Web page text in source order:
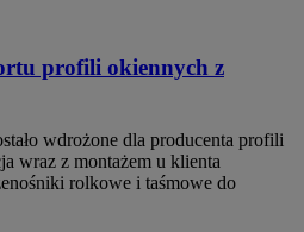
profili okiennych z
wdrożone dla producenta profili
wraz z montażem u klienta
rolkowe i taśmowe do